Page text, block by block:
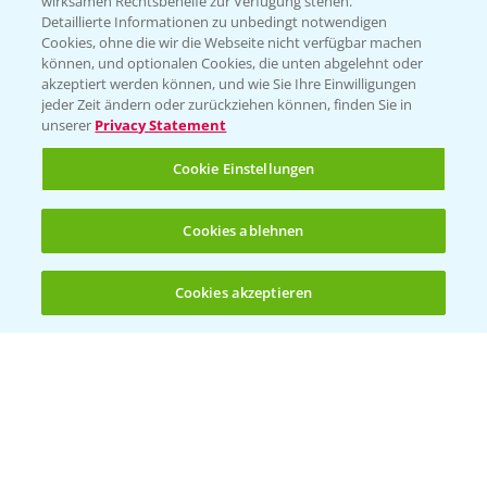
(noch 4)
Beratung auf WhatsApp
T.+49 (0)174 346 564 1
KONTAKT
Hilfe in Notfällen
+49 (0)214/30-20220
Detaillierte Informationen zu unbedingt notwendigen
Cookies, ohne die wir die Webseite nicht verfügbar machen
können, und optionalen Cookies, die unten abgelehnt oder
akzeptiert werden können, und wie Sie Ihre Einwilligungen
jeder Zeit ändern oder zurückziehen können, finden Sie in
unserer Privacy Statement
Cookie Einstellungen
Cookies ablehnen
Cookies akzeptieren